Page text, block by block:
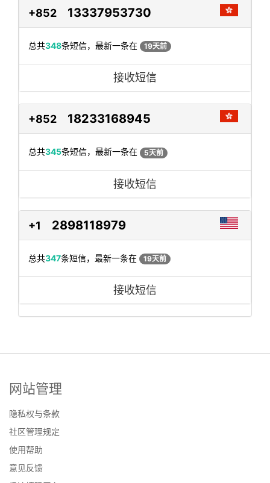
+852 13337953730
总共348条短信，最新一条在 19天前
接收短信
+852 18233168945
总共345条短信，最新一条在 5天前
接收短信
+1 2898118979
总共347条短信，最新一条在 19天前
接收短信
网站管理
隐私权与条款
社区管理规定
使用帮助
意见反馈